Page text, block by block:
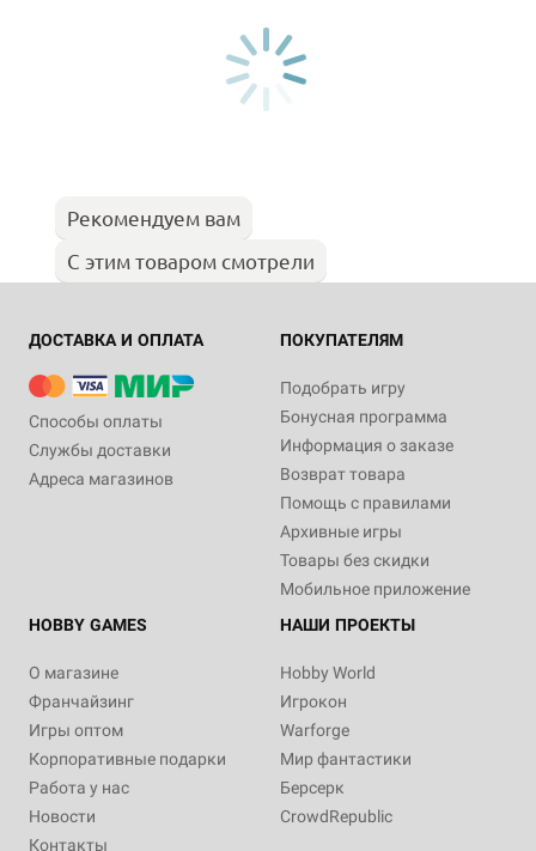
Рекомендуем вам
С этим товаром смотрели
ДОСТАВКА И ОПЛАТА
Способы оплаты
Службы доставки
Адреса магазинов
ПОКУПАТЕЛЯМ
Подобрать игру
Бонусная программа
Информация о заказе
Возврат товара
Помощь с правилами
Архивные игры
Товары без скидки
Мобильное приложение
HOBBY GAMES
О магазине
Франчайзинг
Игры оптом
Корпоративные подарки
Работа у нас
Новости
Контакты
НАШИ ПРОЕКТЫ
Hobby World
Игрокон
Warforge
Мир фантастики
Берсерк
CrowdRepublic